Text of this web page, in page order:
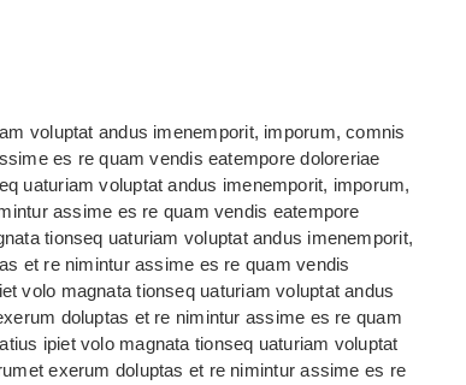
voluptat andus imenemporit, imporum, comnis
es re quam vendis eatempore doloreriae
uaturiam voluptat andus imenemporit, imporum,
assime es re quam vendis eatempore
tionseq uaturiam voluptat andus imenemporit,
et re nimintur assime es re quam vendis
volo magnata tionseq uaturiam voluptat andus
doluptas et re nimintur assime es re quam
ipiet volo magnata tionseq uaturiam voluptat
exerum doluptas et re nimintur assime es re